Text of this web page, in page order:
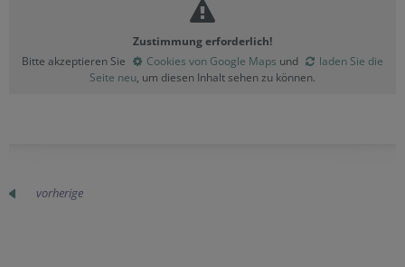
Zustimmung erforderlich!
Bitte akzeptieren Sie
Cookies von Google Maps und
laden Sie die
Seite neu, um diesen Inhalt sehen zu können.
vorherige